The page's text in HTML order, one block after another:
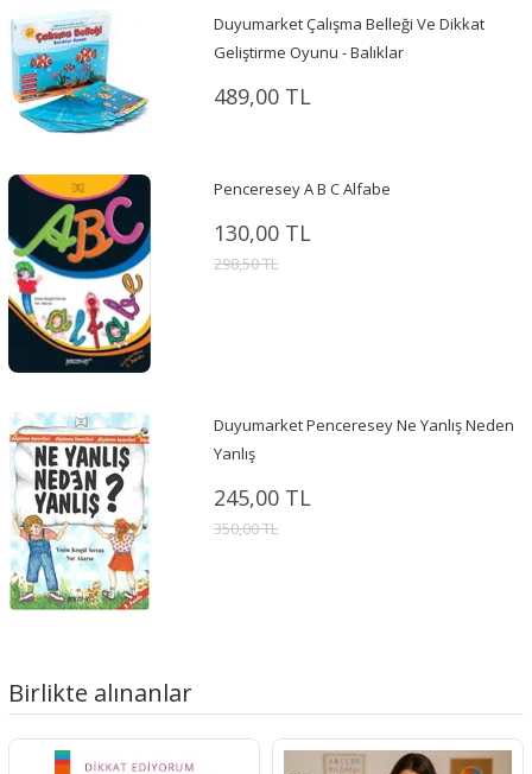
Duyumarket Çalışma Belleği Ve Dikkat
Geliştirme Oyunu - Balıklar
489,00 TL
Penceresey A B C Alfabe
130,00 TL
298,50 TL
Duyumarket Penceresey Ne Yanlış Neden
Yanlış
245,00 TL
350,00 TL
Birlikte alınanlar